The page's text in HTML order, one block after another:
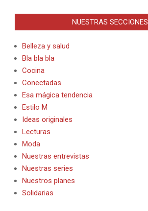
NUESTRAS SECCIONES
Belleza y salud
Bla bla bla
Cocina
Conectadas
Esa mágica tendencia
Estilo M
Ideas originales
Lecturas
Moda
Nuestras entrevistas
Nuestras series
Nuestros planes
Solidarias